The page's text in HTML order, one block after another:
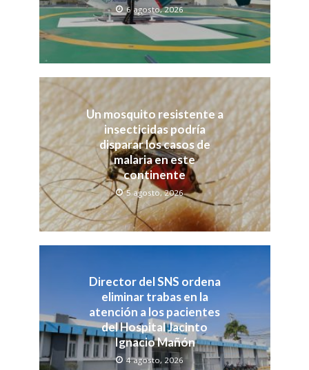
6 agosto, 2026
Un mosquito resistente a
insecticidas podría
disparar los casos de
malaria en este
continente
5 agosto, 2026
Director del SNS ordena
eliminar trabas en la
atención a los pacientes
del Hospital Jacinto
Ignacio Mañón
4 agosto, 2026